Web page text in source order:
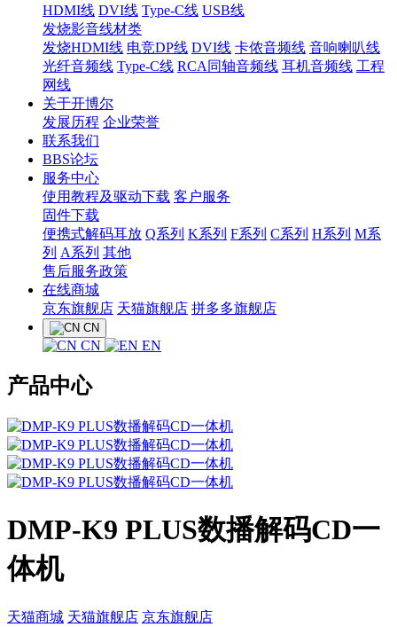
HDMI线 DVI线 Type-C线 USB线
发烧影音线材类
发烧HDMI线 电竞DP线 DVI线 卡侬音频线 音响喇叭线
光纤音频线 Type-C线 RCA同轴音频线 耳机音频线 工程
网线
关于开博尔
发展历程 企业荣誉
联系我们
BBS论坛
服务中心
使用教程及驱动下载 客户服务
固件下载
便携式解码耳放 Q系列 K系列 F系列 C系列 H系列 M系
列 A系列 其他
售后服务政策
在线商城
京东旗舰店 天猫旗舰店 拼多多旗舰店
CN
CN EN
产品中心
DMP-K9 PLUS数播解码CD一
体机
天猫商城 天猫旗舰店 京东旗舰店